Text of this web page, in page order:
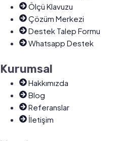
Ölçü Klavuzu
Çözüm Merkezi
Destek Talep Formu
Whatsapp Destek
Kurumsal
Hakkımızda
Blog
Referanslar
İletişim